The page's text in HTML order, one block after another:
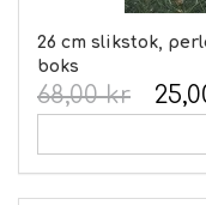
26 cm slikstok,
boks
68,00 kr